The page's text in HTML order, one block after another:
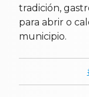
tradición,
para abrir o
municipio.